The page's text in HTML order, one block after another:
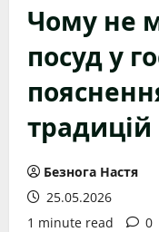
Чому не
посуд у
традицій
Безнога Настя
25.05.2026
1 minute read
0